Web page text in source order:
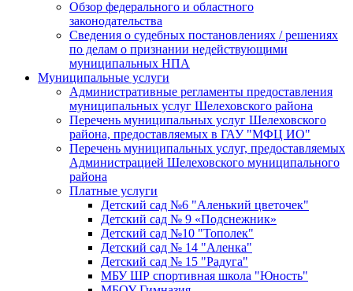
Обзор федерального и областного
законодательства
Сведения о судебных постановлениях / решениях
по делам о признании недействующими
муниципальных НПА
Муниципальные услуги
Административные регламенты предоставления
муниципальных услуг Шелеховского района
Перечень муниципальных услуг Шелеховского
района, предоставляемых в ГАУ "МФЦ ИО"
Перечень муниципальных услуг, предоставляемых
Администрацией Шелеховского муниципального
района
Платные услуги
Детский сад №6 "Аленький цветочек"
Детский сад № 9 «Подснежник»
Детский сад №10 "Тополек"
Детский сад № 14 "Аленка"
Детский сад № 15 "Радуга"
МБУ ШР спортивная школа "Юность"